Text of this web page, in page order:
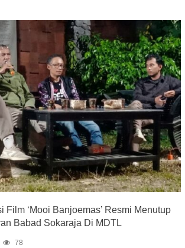
Film ‘Mooi Banjoemas’ Resmi Menutup
Babad Sokaraja Di MDTL
78